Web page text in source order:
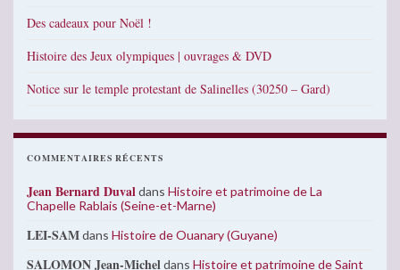
Des cadeaux pour Noël !
Histoire des Jeux olympiques | ouvrages & DVD
Notice sur le temple protestant de Salinelles (30250 – Gard)
COMMENTAIRES RÉCENTS
Jean Bernard Duvaldans Histoire et patrimoine de La
Chapelle Rablais (Seine-et-Marne)
LEI-SAMdans Histoire de Ouanary (Guyane)
SALOMON Jean-Micheldans Histoire et patrimoine de Saint